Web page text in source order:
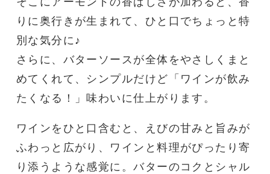
りに奥行きが生まれて、ひと口でちょっと特
別な気分に♪
さらに、バターソースが全体をやさしくまと
めてくれて、シンプルだけど「ワインが飲み
たくなる！」味わいに仕上がります。
ワインをひと口含むと、えびの甘みと旨みが
ふわっと広がり、ワインと料理がぴったり寄
り添うような感覚に。バターのコクとシャル